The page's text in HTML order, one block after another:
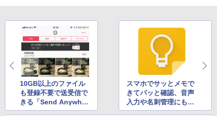
10GB以上のファイル
も登録不要で送受信で
きる「Send Anywher
e」
スマホでサッとメモで
きてパッと確認、音声
入力や名刺管理にも使
える「Google Keep」